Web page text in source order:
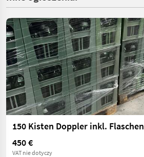
150 Kisten Doppler inkl. Flaschen
450 €
VAT nie dotyczy